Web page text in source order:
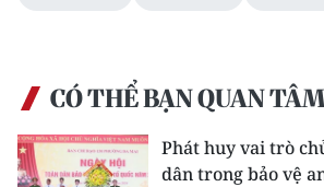
CÓ THỂ BẠN QUAN TÂM
Phát huy vai trò
dân trong bảo vệ